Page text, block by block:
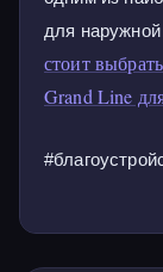
для
стоит
Grand Line